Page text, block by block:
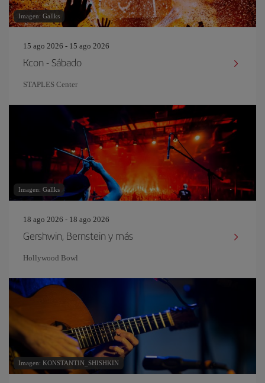
Imagen: Gallks
15 ago 2026 - 15 ago 2026
Kcon - Sábado
STAPLES Center
Imagen: Gallks
18 ago 2026 - 18 ago 2026
Gershwin, Bernstein y más
Hollywood Bowl
Imagen: KONSTANTIN_SHISHKIN